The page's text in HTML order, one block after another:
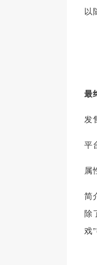
以
最
发
平
属
简
除
戏